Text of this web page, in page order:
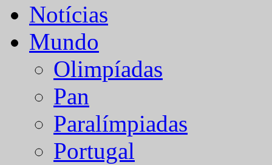
Notícias
Mundo
Olimpíadas
Pan
Paralímpiadas
Portugal